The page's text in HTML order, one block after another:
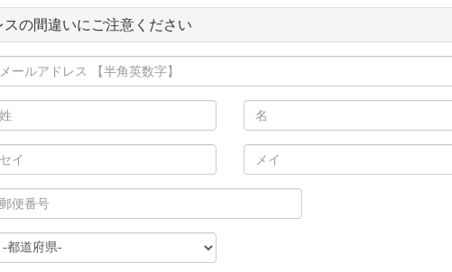
の間違いにご注意ください